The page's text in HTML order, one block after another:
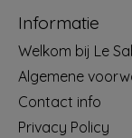
Informatie
Welkom bij Le
Algemene
Contact info
Privacy Policy